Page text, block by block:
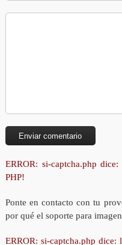
ERROR: si-captcha.php
PHP!
Ponte en contacto con tu
por qué el soporte para
ERROR: si-captcha.php dice: